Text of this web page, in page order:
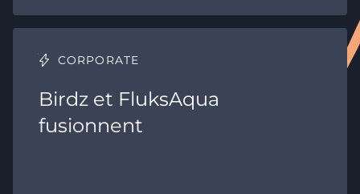
CORPORATE
Birdz et FluksAqua
fusionnent